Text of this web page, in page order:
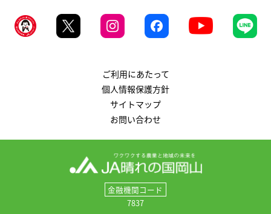
ご利用にあたって
個人情報保護方針
サイトマップ
お問い合わせ
金融機関コード
7837